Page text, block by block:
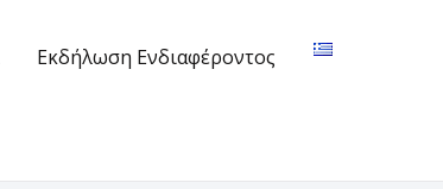
Εκδήλωση Ενδιαφέροντος